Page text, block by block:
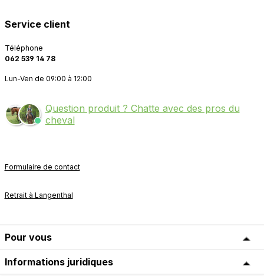
Service client
Téléphone
062 539 14 78
Lun-Ven de 09:00 à 12:00
Question produit ? Chatte avec des pros du
cheval
Formulaire de contact
Retrait à Langenthal
Pour vous
Informations juridiques